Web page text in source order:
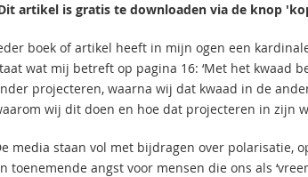
artikel is gratis te downloaden via de knop
boek of artikel heeft in mijn ogen een
wat mij betreft op pagina 16: ‘Met het kwaad
projecteren, waarna wij dat kwaad in de
wij dit doen en hoe dat projecteren in zijn
media staan vol met bijdragen over polarisatie,
toenemende angst voor mensen die ons als